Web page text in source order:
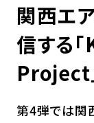
関西エ
信する
Project
第4弾では関